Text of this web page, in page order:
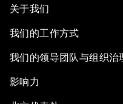
关于我们
我们的工作方式
我们的领导团队与组织治
影响力